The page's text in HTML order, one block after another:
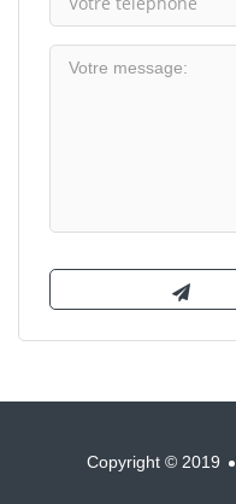
Copyright © 2019